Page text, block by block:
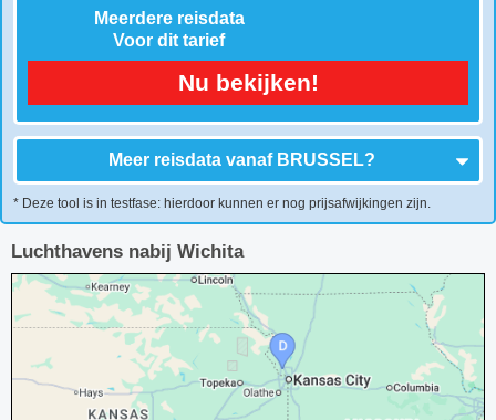
Meerdere reisdata
Voor dit tarief
Nu bekijken!
Meer reisdata vanaf BRUSSEL?
* Deze tool is in testfase: hierdoor kunnen er nog prijsafwijkingen zijn.
Luchthavens nabij Wichita